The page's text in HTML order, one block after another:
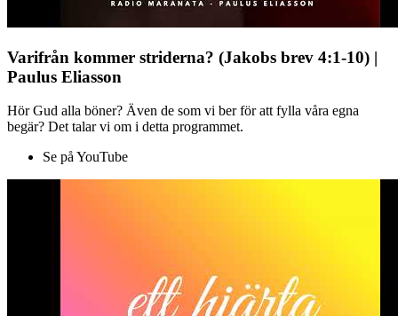
Varifrån kommer striderna? (Jakobs brev 4:1-10) |
Paulus Eliasson
Hör Gud alla böner? Även de som vi ber för att fylla våra egna
begär? Det talar vi om i detta programmet.
Se på YouTube